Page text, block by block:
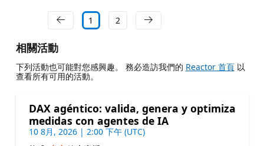
1 2
相關活動
下列活動也可能對您感興趣。 務必造訪我們的 Reactor 首頁以
查看所有可用的活動。
DAX agéntico: valida, genera y optimiza
medidas con agentes de IA
10 8月, 2026 | 2:00 下午 (UTC)